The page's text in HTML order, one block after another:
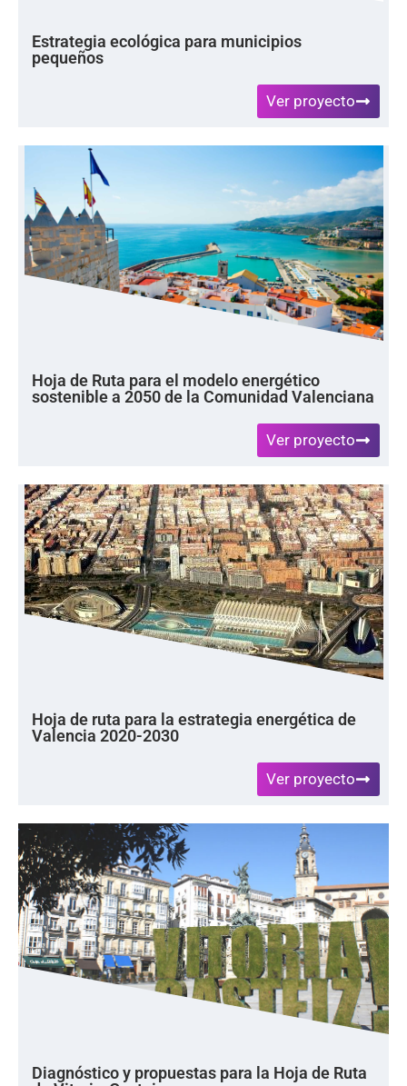
Estrategia ecológica para municipios
pequeños
Ver proyecto
Hoja de Ruta para el modelo energético
sostenible a 2050 de la Comunidad Valenciana
Ver proyecto
Hoja de ruta para la estrategia energética de
Valencia 2020-2030
Ver proyecto
Diagnóstico y propuestas para la Hoja de Ruta